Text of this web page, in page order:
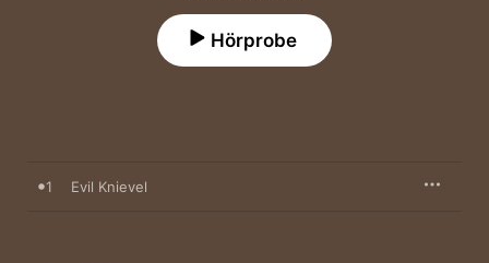
Hörprobe
1 Evil Knievel